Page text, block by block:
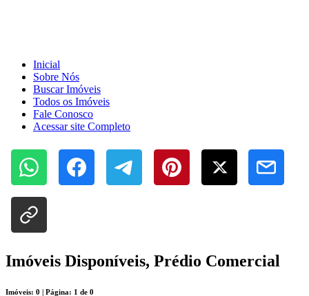
Inicial
Sobre Nós
Buscar Imóveis
Todos os Imóveis
Fale Conosco
Acessar site Completo
Imóveis Disponíveis, Prédio Comercial
Imóveis: 0 | Página: 1 de 0